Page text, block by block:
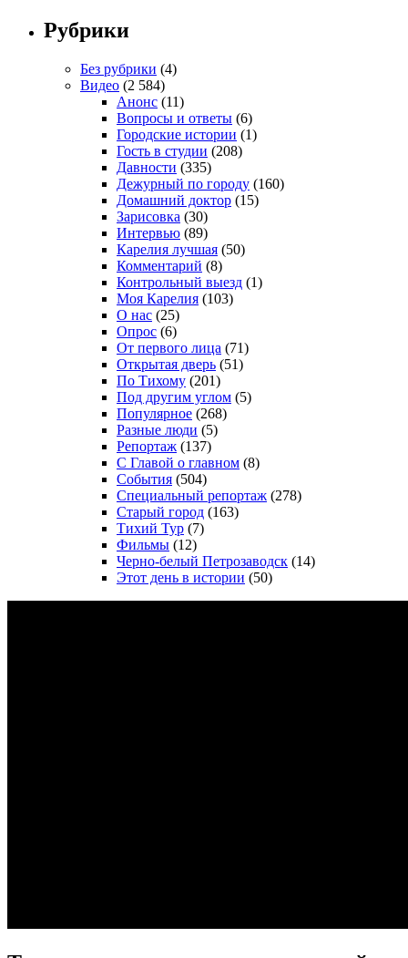
Рубрики
Без рубрики (4)
Видео (2 584)
Анонс (11)
Вопросы и ответы (6)
Городские истории (1)
Гость в студии (208)
Давности (335)
Дежурный по городу (160)
Домашний доктор (15)
Зарисовка (30)
Интервью (89)
Карелия лучшая (50)
Комментарий (8)
Контрольный выезд (1)
Моя Карелия (103)
О нас (25)
Опрос (6)
От первого лица (71)
Открытая дверь (51)
По Тихому (201)
Под другим углом (5)
Популярное (268)
Разные люди (5)
Репортаж (137)
С Главой о главном (8)
События (504)
Специальный репортаж (278)
Старый город (163)
Тихий Тур (7)
Фильмы (12)
Черно-белый Петрозаводск (14)
Этот день в истории (50)